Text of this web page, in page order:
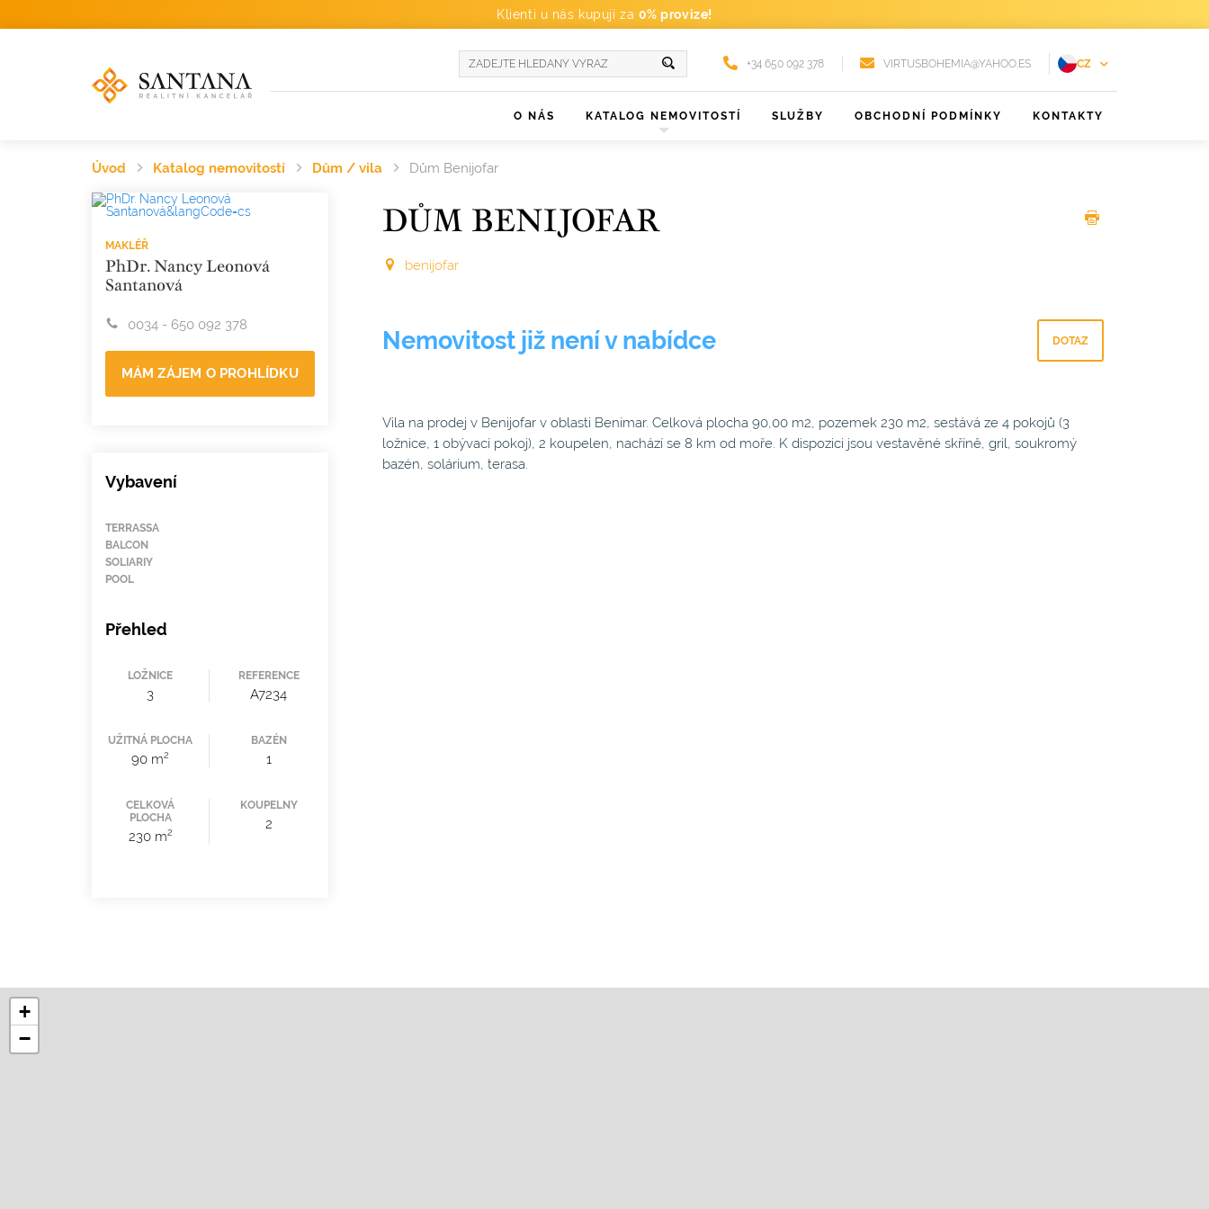
Klienti u nás kupují za 0% provize!
+34 650 092 378 VIRTUSBOHEMIA@YAHOO.ES CZ
RU
O NÁS KATALOG NEMOVITOSTÍ SLUŽBY OBCHODNÍ PODMÍNKY KONTAKTY
Úvod Katalog nemovitostí Dům / vila Dům Benijofar
DŮM BENIJOFAR
benijofar
Nemovitost již není v nabídce DOTAZ
Vila na prodej v Benijofar v oblasti Benimar. Celková plocha 90,00 m2, pozemek 230 m2, sestává ze 4 pokojů (3
ložnice, 1 obývací pokoj), 2 koupelen, nachází se 8 km od moře. K dispozici jsou vestavěné skříně, gril, soukromý
bazén, solárium, terasa.
MAKLÉŘ
PhDr. Nancy Leonová
Santanová
0034 - 650 092 378
MÁM ZÁJEM O PROHLÍDKU
Vybavení
TERRASSA
BALCON
SOLIARIY
POOL
Přehled
LOŽNICE
3
REFERENCE
A7234
UŽITNÁ PLOCHA
90 m2
BAZÉN
1
CELKOVÁ
PLOCHA
230 m2
KOUPELNY
2
+
−